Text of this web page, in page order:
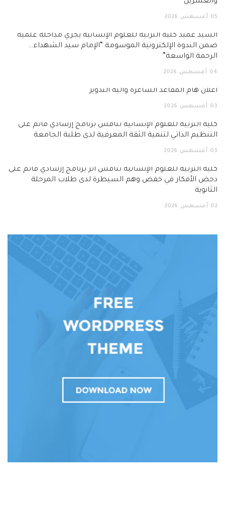
05 أغسطس 2026
السيد عميد كلية التربية للعلوم الإنسانية يجري مداخلة علمية
ضمن الندوة الإلكترونية الموسومة “الإمام سيد الشهداء…
الرحمة الواسعة”
04 أغسطس 2026
اعلان هام المقاعد الشاغرة وآلية التدوير
03 أغسطس 2026
كلية التربية للعلوم الإنسانية تناقش برنامج إرشادي قائم على
التنظيم الذاتي لتنمية الثقة المعرفية لدى طلبة الجامعة
03 أغسطس 2026
كلية التربية للعلوم الإنسانية تناقش أثر برنامج إرشادي قائم على
دحض الأفكار في خفض وهم السيطرة لدى طلاب المرحلة
الثانوية
02 أغسطس 2026